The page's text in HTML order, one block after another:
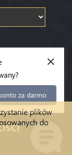
plików
do
×
za darmo